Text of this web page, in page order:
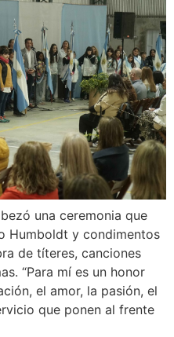
una ceremonia que
Humboldt y condimentos
de títeres, canciones
“Para mí es un honor
el amor, la pasión, el
que ponen al frente